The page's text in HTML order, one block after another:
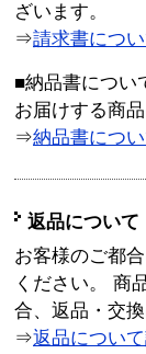
ざいます。
⇒請求書につ
■納品書につい
お届けする商
⇒納品書につ
返品について
お客様のご都
ください。 商
合、返品・交
⇒返品につい